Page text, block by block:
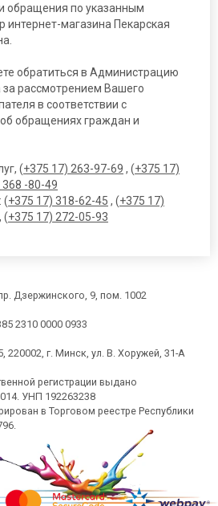
обращения по указанным
магазина Пекарская
обратиться в Администрацию
за рассмотрением Вашего
в соответствии с
обращениях граждан и
(+375 17) 263-97-69 , (+375 17)
368 -80-49
(+375 17) 318-62-45 , (+375 17)
(+375 17) 272-05-93
Дзержинского, 9, пом. 1002
2310 0000 0933
г. Минск, ул. В. Хоружей, 31-А
регистрации выдано
УНП 192263238
в Торговом реестре Республики